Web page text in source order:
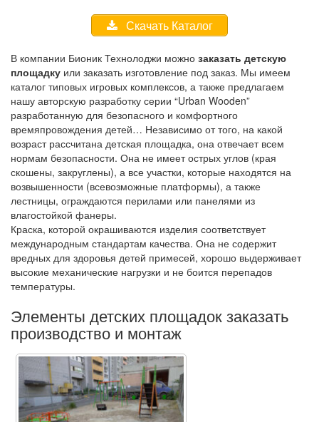
Скачать Каталог
В компании Бионик Технолоджи можно заказать детскую
площадку или заказать изготовление под заказ. Мы имеем
каталог типовых игровых комплексов, а также предлагаем
нашу авторскую разработку серии “Urban Wooden”
разработанную для безопасного и комфортного
времяпровождения детей… Независимо от того, на какой
возраст рассчитана детская площадка, она отвечает всем
нормам безопасности. Она не имеет острых углов (края
скошены, закруглены), а все участки, которые находятся на
возвышенности (всевозможные платформы), а также
лестницы, ограждаются перилами или панелями из
влагостойкой фанеры.
Краска, которой окрашиваются изделия соответствует
международным стандартам качества. Она не содержит
вредных для здоровья детей примесей, хорошо выдерживает
высокие механические нагрузки и не боится перепадов
температуры.
Элементы детских площадок заказать
производство и монтаж